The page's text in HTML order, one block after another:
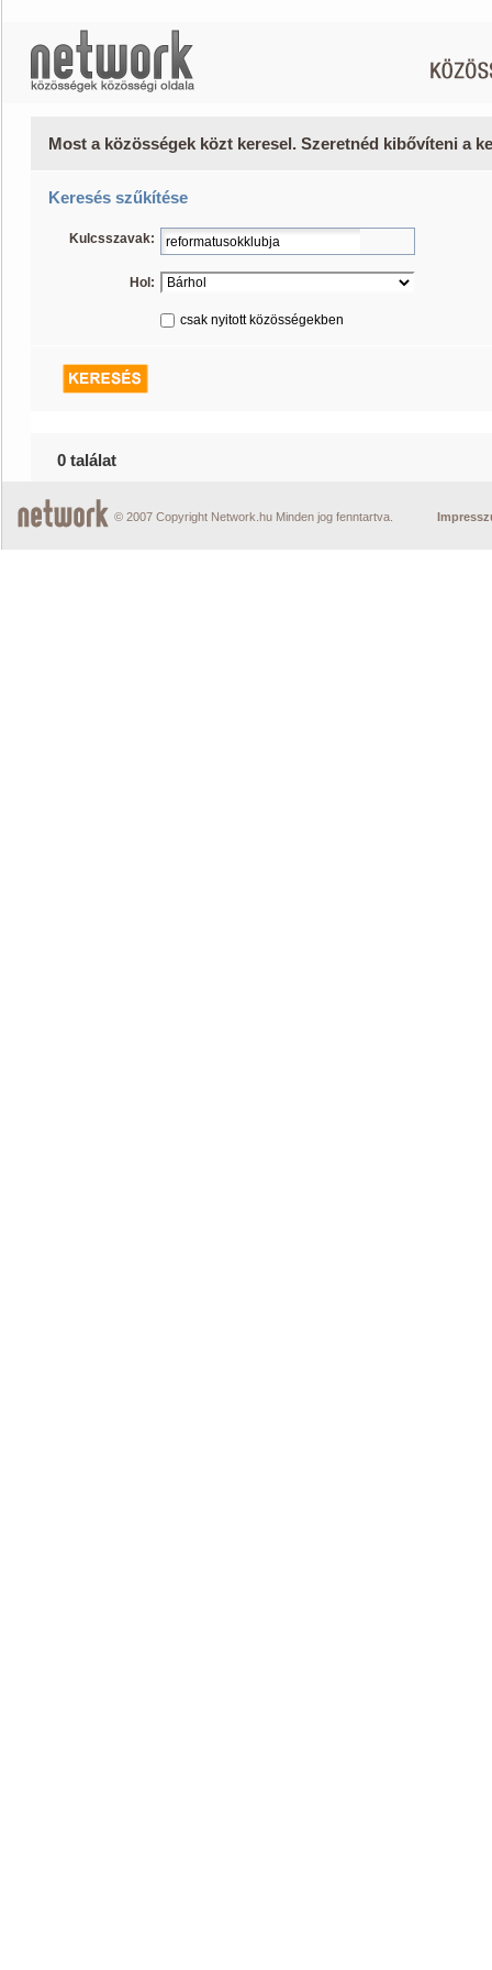
Most a közösségek közt keresel. Szeretnéd kibővíteni a
Keresés szűkítése
Kulcsszavak:
Hol:
csak nyitott közösségekben
0 találat
© 2007 Copyright Network.hu Minden jog fenntartva.